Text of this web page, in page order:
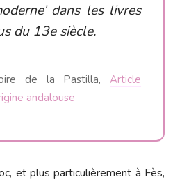
dans les livres
du 13e siècle.
de la Pastilla, Article
andalouse
et plus particulièrement à Fès,